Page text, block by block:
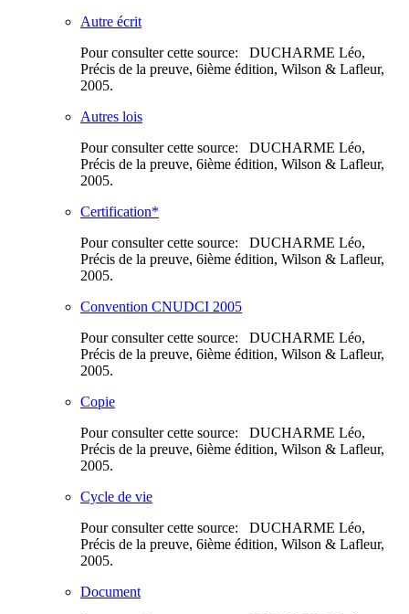
Autre écrit
Pour consulter cette source: DUCHARME Léo,
Précis de la preuve, 6ième édition, Wilson & Lafleur,
2005.
Autres lois
Pour consulter cette source: DUCHARME Léo,
Précis de la preuve, 6ième édition, Wilson & Lafleur,
2005.
Certification*
Pour consulter cette source: DUCHARME Léo,
Précis de la preuve, 6ième édition, Wilson & Lafleur,
2005.
Convention CNUDCI 2005
Pour consulter cette source: DUCHARME Léo,
Précis de la preuve, 6ième édition, Wilson & Lafleur,
2005.
Copie
Pour consulter cette source: DUCHARME Léo,
Précis de la preuve, 6ième édition, Wilson & Lafleur,
2005.
Cycle de vie
Pour consulter cette source: DUCHARME Léo,
Précis de la preuve, 6ième édition, Wilson & Lafleur,
2005.
Document